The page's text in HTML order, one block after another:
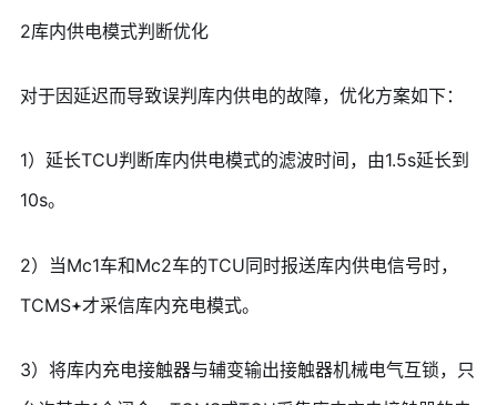
2库内供电模式判断优化
对于因延迟而导致误判库内供电的故障，优化方案如下：
1）延长TCU判断库内供电模式的滤波时间，由1.5s延长到
10s。
2）当Mc1车和Mc2车的TCU同时报送库内供电信号时，
TCMS 才采信库内充电模式。
3）将库内充电接触器与辅变输出接触器机械电气互锁，只